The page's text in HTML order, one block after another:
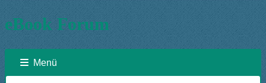
eBook Forum
Menü